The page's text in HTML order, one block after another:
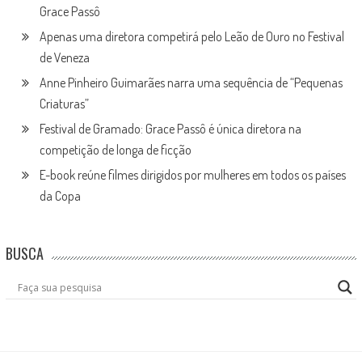
Grace Passô
Apenas uma diretora competirá pelo Leão de Ouro no Festival
de Veneza
Anne Pinheiro Guimarães narra uma sequência de “Pequenas
Criaturas”
Festival de Gramado: Grace Passô é única diretora na
competição de longa de ficção
E-book reúne filmes dirigidos por mulheres em todos os países
da Copa
BUSCA